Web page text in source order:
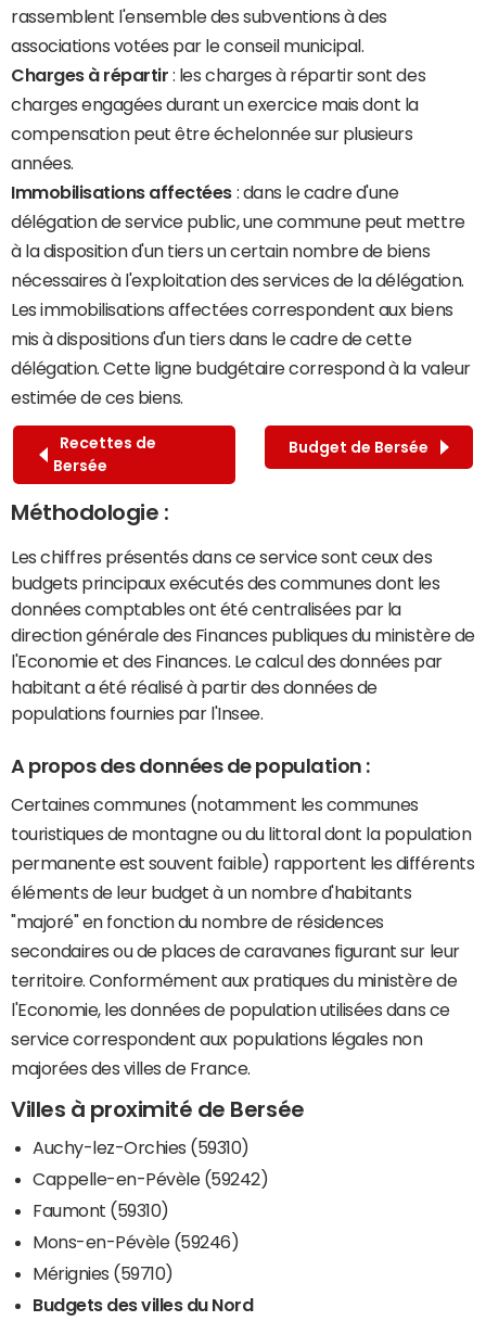
rassemblent l'ensemble des subventions à des
associations votées par le conseil municipal.
Charges à répartir : les charges à répartir sont des
charges engagées durant un exercice mais dont la
compensation peut être échelonnée sur plusieurs
années.
Immobilisations affectées : dans le cadre d'une
délégation de service public, une commune peut mettre
à la disposition d'un tiers un certain nombre de biens
nécessaires à l'exploitation des services de la délégation.
Les immobilisations affectées correspondent aux biens
mis à dispositions d'un tiers dans le cadre de cette
délégation. Cette ligne budgétaire correspond à la valeur
estimée de ces biens.
Recettes de
Bersée
Budget de Bersée
Méthodologie :
Les chiffres présentés dans ce service sont ceux des
budgets principaux exécutés des communes dont les
données comptables ont été centralisées par la
direction générale des Finances publiques du ministère de
l'Economie et des Finances. Le calcul des données par
habitant a été réalisé à partir des données de
populations fournies par l'Insee.
A propos des données de population :
Certaines communes (notamment les communes
touristiques de montagne ou du littoral dont la population
permanente est souvent faible) rapportent les différents
éléments de leur budget à un nombre d'habitants
"majoré" en fonction du nombre de résidences
secondaires ou de places de caravanes figurant sur leur
territoire. Conformément aux pratiques du ministère de
l'Economie, les données de population utilisées dans ce
service correspondent aux populations légales non
majorées des villes de France.
Villes à proximité de Bersée
Auchy-lez-Orchies (59310)
Cappelle-en-Pévèle (59242)
Faumont (59310)
Mons-en-Pévèle (59246)
Mérignies (59710)
Budgets des villes du Nord